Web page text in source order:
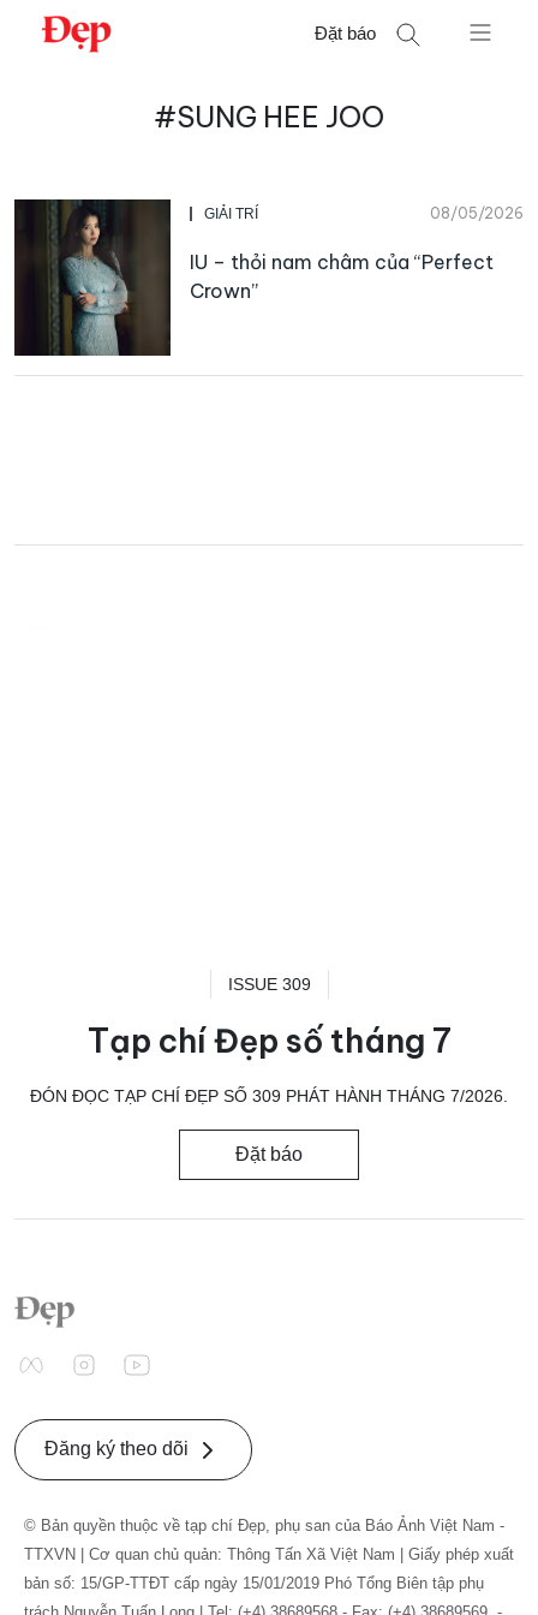
Chuyển
Đặt báo
#SUNG HEE JOO
GIẢI TRÍ 08/05/2026
IU – thỏi nam châm của “Perfect
Crown”
ISSUE 309
Tạp chí Đẹp số tháng 7
ĐÓN ĐỌC TẠP CHÍ ĐẸP SỐ 309 PHÁT HÀNH THÁNG 7/2026.
Đặt báo
Đăng ký theo dõi
© Bản quyền thuộc về tạp chí Đẹp, phụ san của Báo Ảnh Việt Nam -
TTXVN | Cơ quan chủ quản: Thông Tấn Xã Việt Nam | Giấy phép xuất
bản số: 15/GP-TTĐT cấp ngày 15/01/2019 Phó Tổng Biên tập phụ